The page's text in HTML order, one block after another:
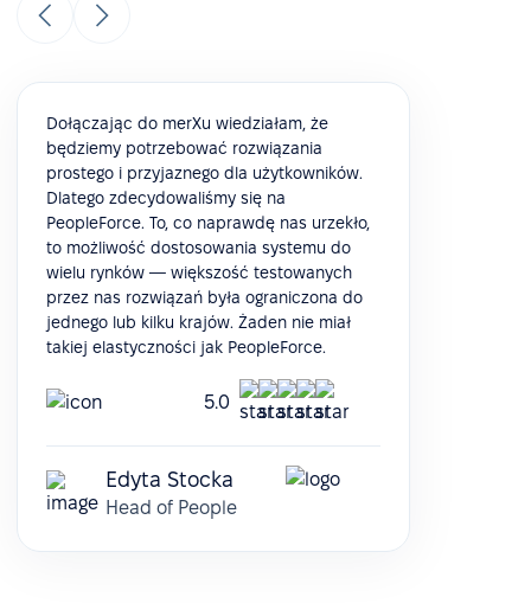
Dołączając do merXu wiedziałam, że
będziemy potrzebować rozwiązania
prostego i przyjaznego dla użytkowników.
Dlatego zdecydowaliśmy się na
PeopleForce. To, co naprawdę nas urzekło,
to możliwość dostosowania systemu do
wielu rynków — większość testowanych
przez nas rozwiązań była ograniczona do
jednego lub kilku krajów. Żaden nie miał
takiej elastyczności jak PeopleForce.
5.0
Edyta Stocka
Head of People